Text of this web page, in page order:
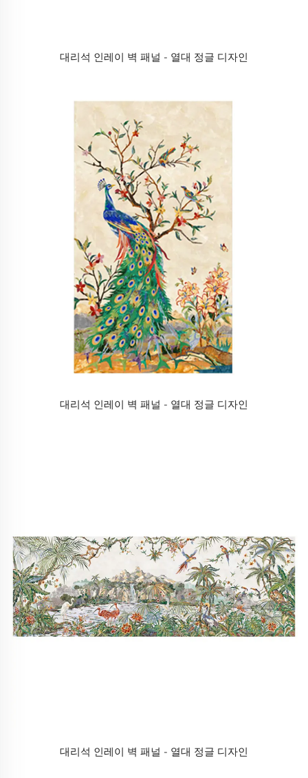
대리석 인레이 벽 패널 - 열대 정글 디자인
대리석 인레이 벽 패널 - 열대 정글 디자인
대리석 인레이 벽 패널 - 열대 정글 디자인